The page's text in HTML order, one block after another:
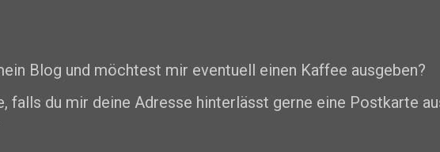
Blog und möchtest mir eventuell einen Kaffee ausgeben?
falls du mir deine Adresse hinterlässt gerne eine Postkarte